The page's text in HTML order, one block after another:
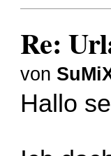
Re:
von
Hallo